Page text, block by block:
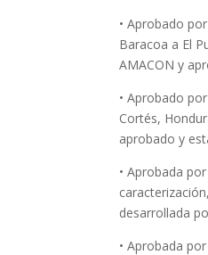
• Aprobado
Baracoa a El
AMACON y
• Aprobado
Cortés,
aprobado y
• Aprobada
desarrollada
• Aprobada